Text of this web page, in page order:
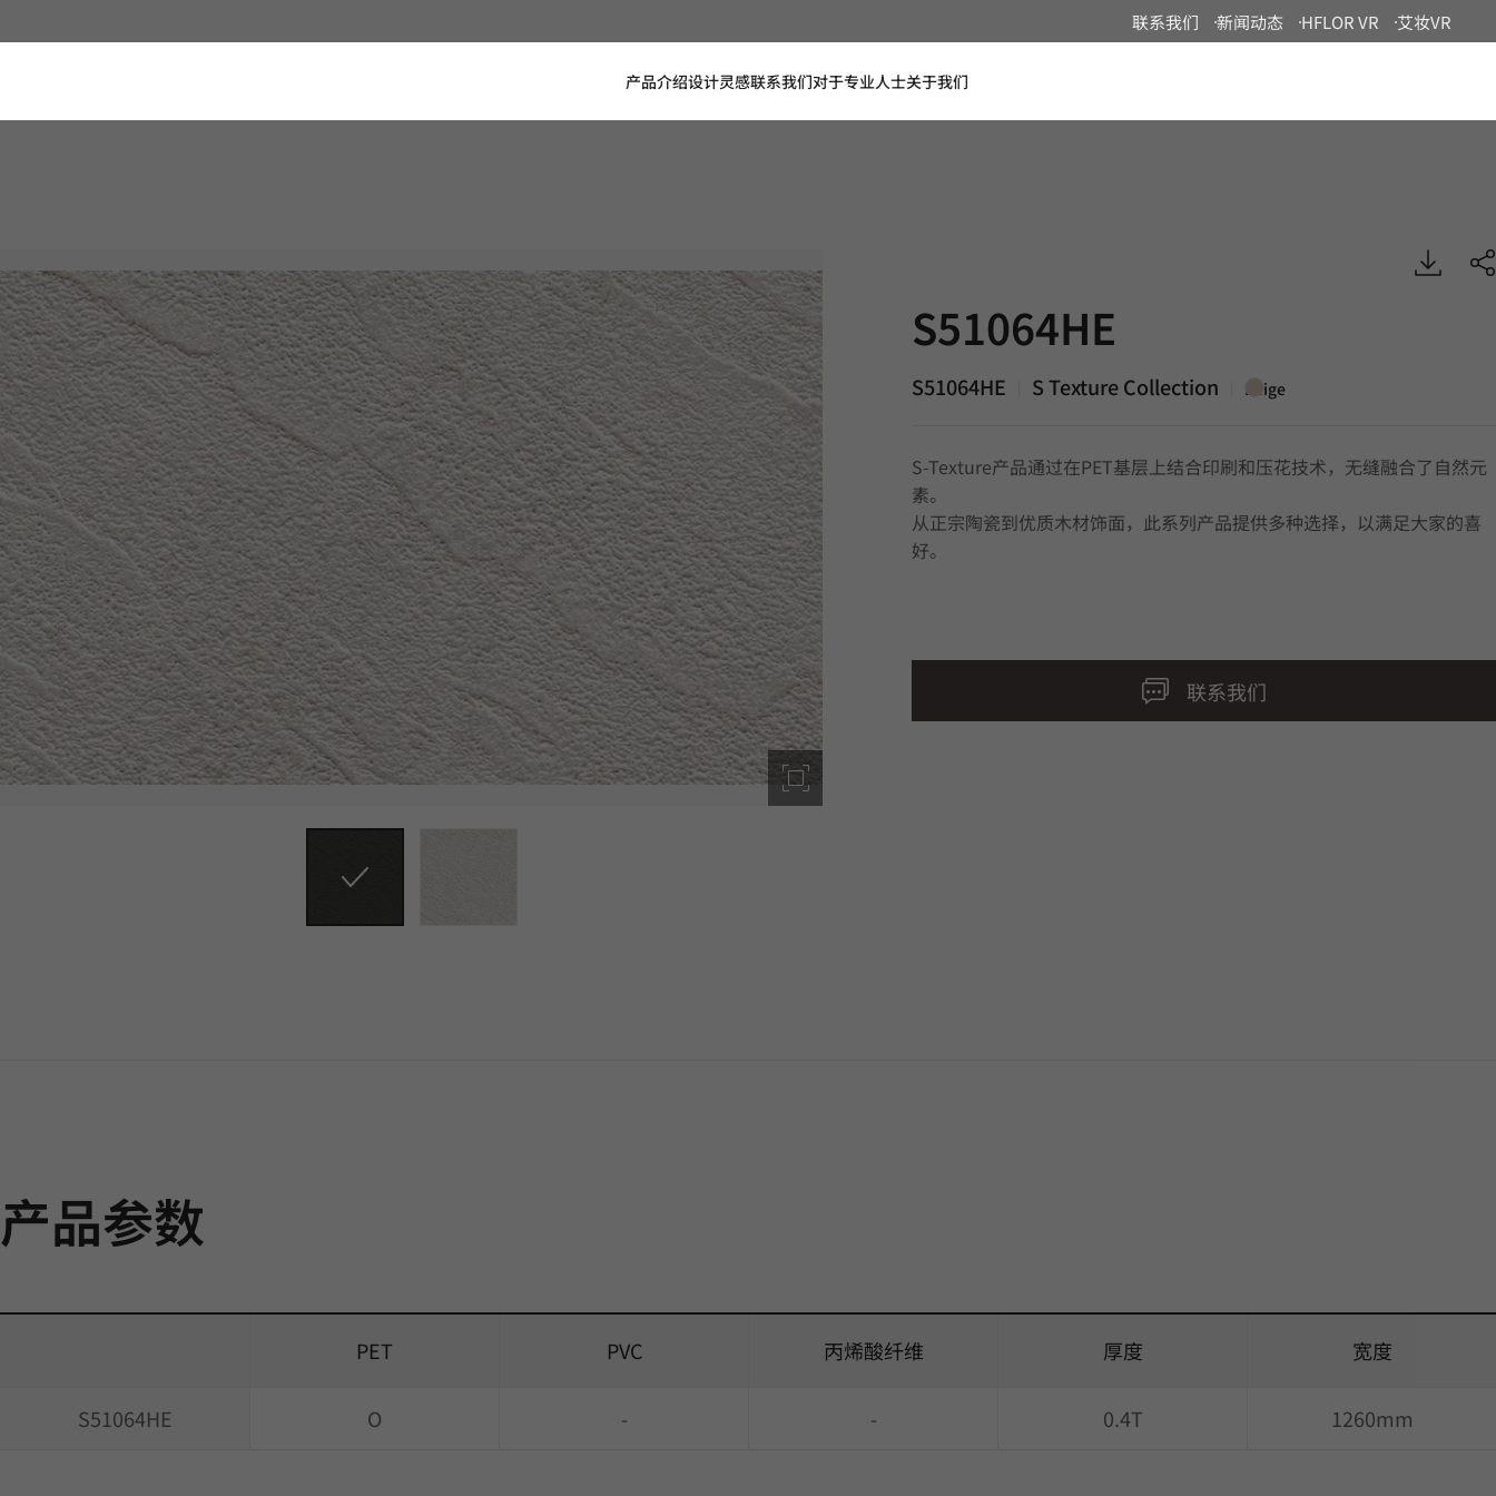
联系我们 新闻动态 HFLOR VR 艾妆VR
产品介绍设计灵感联系我们对于专业人士关于我们
S51064HE
S51064HE S Texture Collection Beige
S-Texture产品通过在PET基层上结合印刷和压花技术，无缝融合了自然元
素。
从正宗陶瓷到优质木材饰面，此系列产品提供多种选择，以满足大家的喜
好。
联系我们
产品参数
PET PVC 丙烯酸纤维 厚度 宽度
S51064HE O - - 0.4T 1260mm